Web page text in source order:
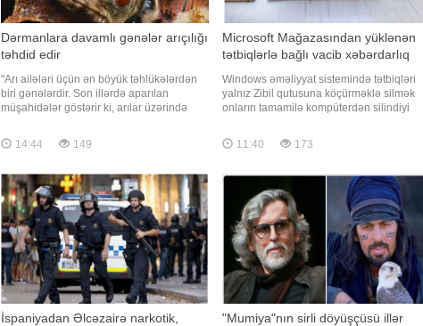
Dərmanlara davamlı gənələr arıçılığı
təhdid edir
"Arı ailələri üçün ən böyük təhlükələrdən
biri gənələrdir. Son illərdə aparılan
müşahidələr göstərir ki, arılar üzərində
olunan dərmanlara qarşı davamlılıq
qazanıb. Nəticədə müalicədən sonra
və qısa müddətdə yenidən çoxalır"
14:44 149
Microsoft Mağazasından yüklənən
tətbiqlərlə bağlı vacib xəbərdarlıq
Windows əməliyyat sistemində tətbiqləri
yalnız Zibil qutusuna köçürməklə silmək
onların tamamilə kompüterdən silindiyi
PCWorld nəşri məlumat yayıb. Nəşrin
məlumatına görə, Microsoft Mağazasından
"Parametrlər"
11:40 173
İspaniyadan Əlcəzairə narkotik,
"Mumiya"nın sirli döyüşçüsü illər